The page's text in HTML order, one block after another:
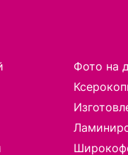
Фото на